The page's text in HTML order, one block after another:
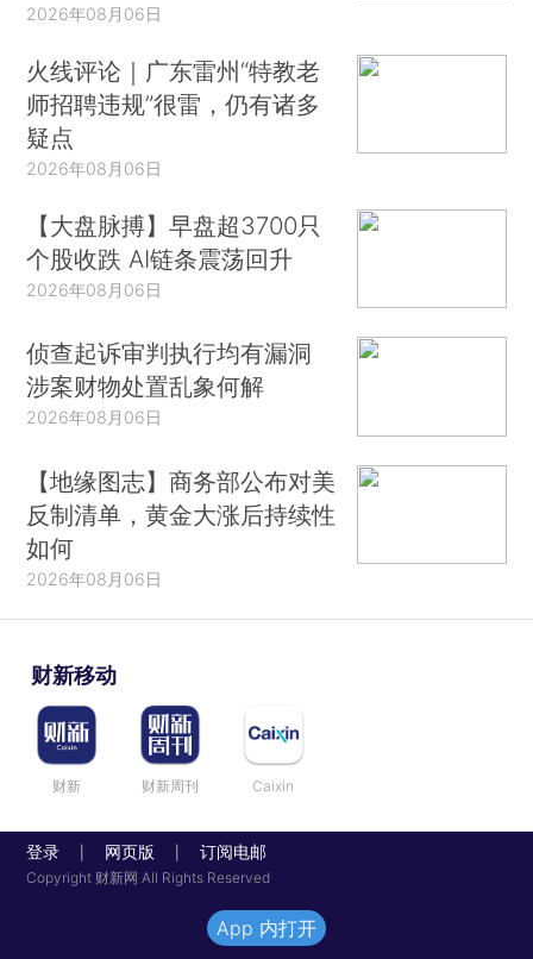
2026年08月06日
火线评论｜广东雷州“特教老
师招聘违规”很雷，仍有诸多
疑点
2026年08月06日
【大盘脉搏】早盘超3700只
个股收跌 AI链条震荡回升
2026年08月06日
侦查起诉审判执行均有漏洞
涉案财物处置乱象何解
2026年08月06日
【地缘图志】商务部公布对美
反制清单，黄金大涨后持续性
如何
2026年08月06日
财新移动
财新 财新周刊 Caixin
登录 网页版 订阅电邮
Copyright 财新网 All Rights Reserved
App 内打开